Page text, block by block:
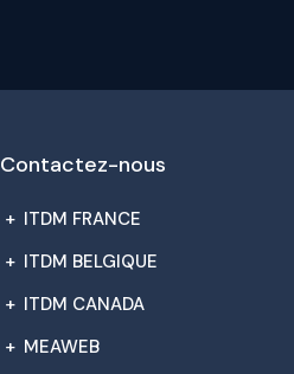
Contactez-nous
+ ITDM FRANCE
+ ITDM BELGIQUE
+ ITDM CANADA
+ MEAWEB